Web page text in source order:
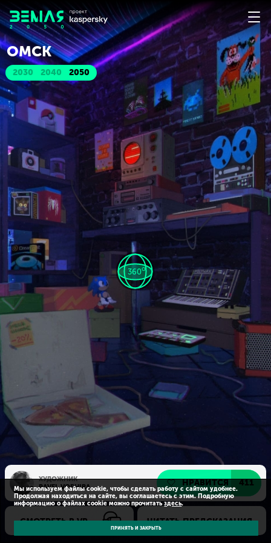
360o
2030 2040 2050
ОМСК
ХУДОЖНИК
PAVEL VOPHIRA
НРАВИТСЯ 411
СМОТРЕТЬ В VR ЧИТАТЬ ПРЕДСКАЗАНИЯ
Мы используем файлы cookie, чтобы сделать работу с сайтом удобнее.
Продолжая находиться на сайте, вы соглашаетесь с этим. Подробную
информацию о файлах cookie можно прочитатьздесь.
ПРИНЯТЬ И ЗАКРЫТЬ